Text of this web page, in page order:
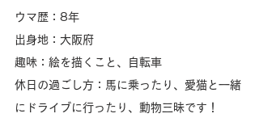
ウマ歴：8年
出身地：大阪府
趣味：絵を描くこと、自転車
休日の過ごし方：馬に乗ったり、愛猫と一緒
にドライブに行ったり、動物三昧です！